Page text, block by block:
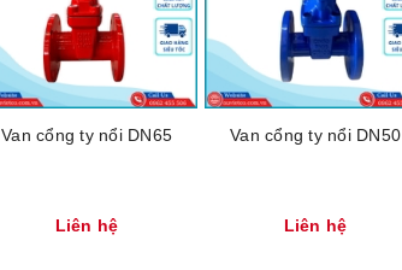
Van cổng ty nổi DN65
Liên hệ
Van cổng ty nổi DN50
Liên hệ